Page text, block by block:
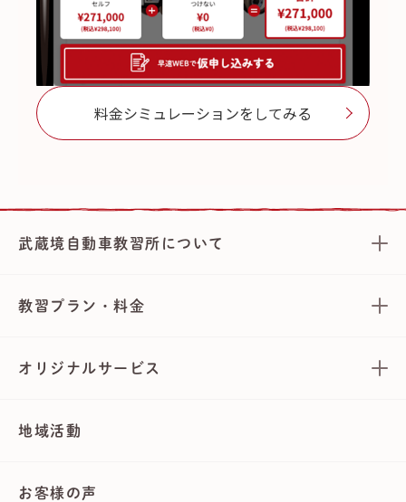
料金シミュレーションをしてみる
武蔵境自動車教習所について
教習プラン・料金
オリジナルサービス
地域活動
お客様の声